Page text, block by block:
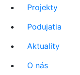
Projekty
Podujatia
Aktuality
O nás